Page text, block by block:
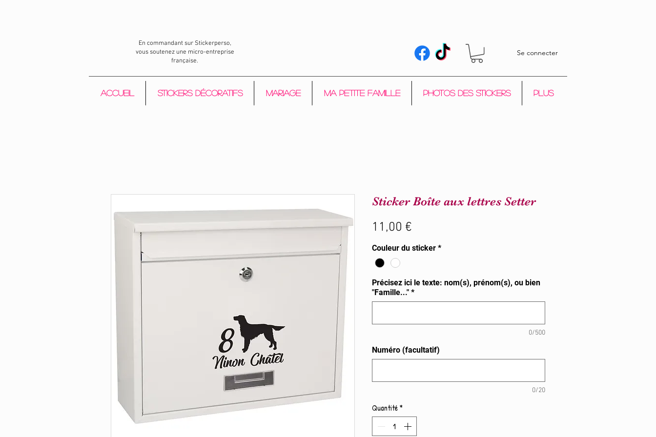
En commandant sur Stickerperso,
vous soutenez une micro-entreprise
française.
Se connecter
Accueil Stickers décoratifs Mariage Ma petite Famille Photos des stickers Plus
Sticker Boîte aux lettres Setter
11,00 €
Couleur du sticker *
Précisez ici le texte: nom(s), prénom(s), ou bien
"Famille..." *
0/500
Numéro (facultatif)
0/20
Quantité*